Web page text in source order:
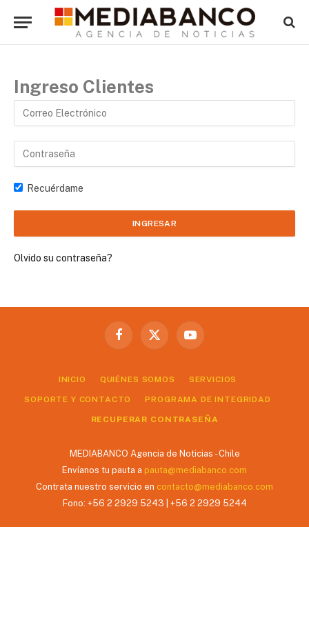
Ingreso Clientes
Recuérdame
Olvido su contraseña?
Facebook
X
YouTube
INICIO QUIÉNES SOMOS SERVICIOS
SOPORTE Y CONTACTO PROGRAMA DE INTEGRIDAD
RECUPERAR CONTRASEÑA
MEDIABANCO Agencia de Noticias - Chile
Envíanos tu pauta a pauta@mediabanco.com
Contrata nuestro servicio en contacto@mediabanco.com
Fono: +56 2 2929 5243 | +56 2 2929 5244